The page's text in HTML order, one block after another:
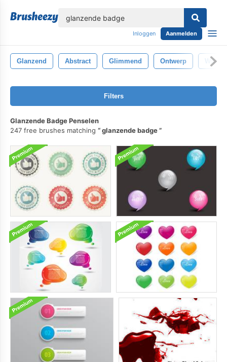
Inloggen Aanmelden
Glanzend Abstract Glimmend Ontwerp Water
Filters
Glanzende Badge Penselen
247 free brushes matching
glanzende badge